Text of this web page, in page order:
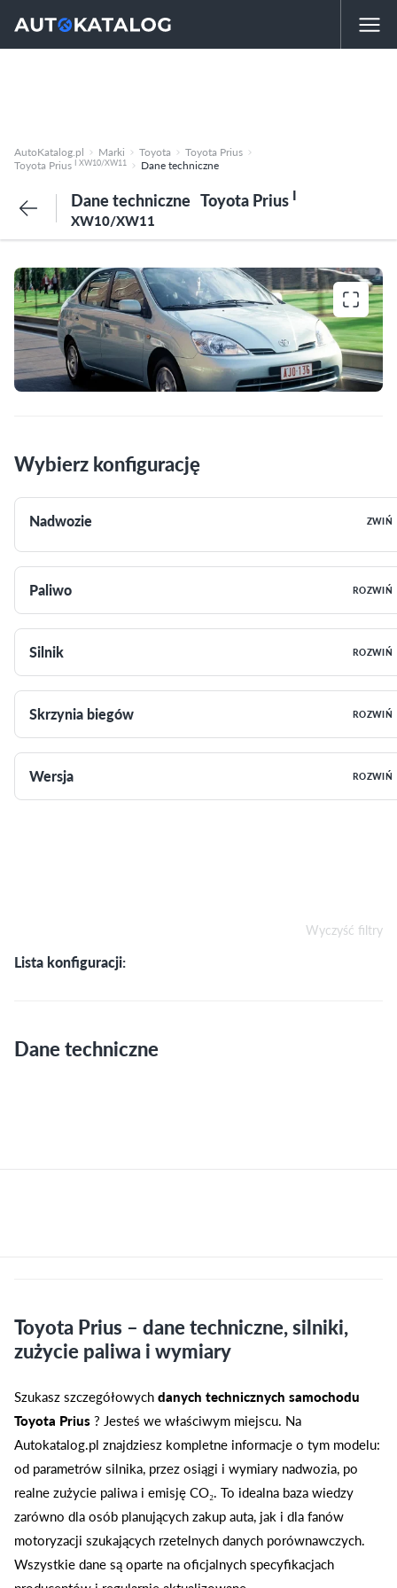
AutoKatalog.pl Marki Toyota
Toyota Prius
Toyota Prius I XW10/XW11 Dane techniczne
Dane techniczne Toyota Prius I
XW10/XW11
Wybierz konfigurację
Nadwozie ZWIŃ
Paliwo ROZWIŃ
Silnik ROZWIŃ
Skrzynia biegów ROZWIŃ
Wersja ROZWIŃ
Wyczyść filtry
Lista konfiguracji:
Dane techniczne
Toyota Prius – dane techniczne, silniki,
zużycie paliwa i wymiary
Szukasz szczegółowychdanych technicznych samochodu
Toyota Prius? Jesteś we właściwym miejscu. Na
Autokatalog.pl znajdziesz kompletne informacje o tym modelu:
od parametrów silnika, przez osiągi i wymiary nadwozia, po
realne zużycie paliwa i emisję CO₂. To idealna baza wiedzy
zarówno dla osób planujących zakup auta, jak i dla fanów
motoryzacji szukających rzetelnych danych porównawczych.
Wszystkie dane są oparte na oficjalnych specyfikacjach